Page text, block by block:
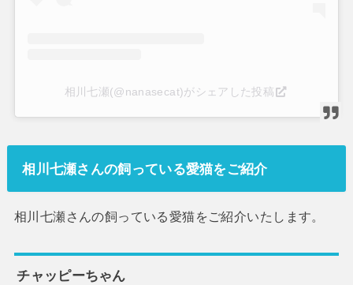
相川七瀬(@nanasecat)がシェアした投稿
相川七瀬さんの飼っている愛猫をご紹介
相川七瀬さんの飼っている愛猫をご紹介いたします。
チャッピーちゃん